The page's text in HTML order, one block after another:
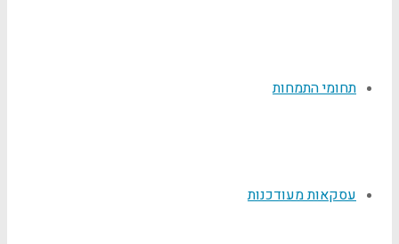
תחומי התמחות
עסקאות מעודכנות